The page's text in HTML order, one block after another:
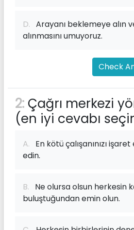
D. Arayanı beklemeye alın
alınmasını umuyoruz.
Check
2: Çağrı merkezi
(en iyi cevabı
A. En kötü çalışanınızı
edin.
B. Ne olursa olsun herkesin
buluştuğundan emin olun.